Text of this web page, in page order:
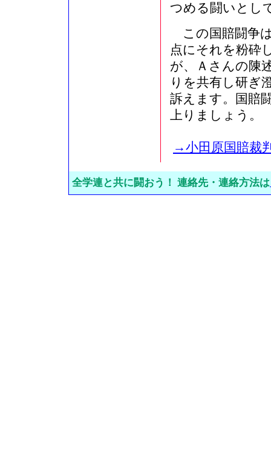
つめる闘いとし
この国賠闘争
点にそれを粉砕
が、Ａさんの陳
りを共有し研ぎ
訴えます。国賠
上りましょう。
→小田原国賠裁
全学連と共に闘おう！ 連絡先・連絡方法は